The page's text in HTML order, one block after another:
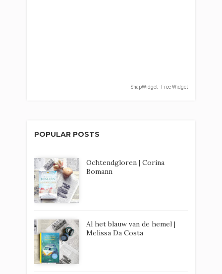
SnapWidget · Free Widget
POPULAR POSTS
Ochtendgloren | Corina
Bomann
Al het blauw van de hemel |
Melissa Da Costa